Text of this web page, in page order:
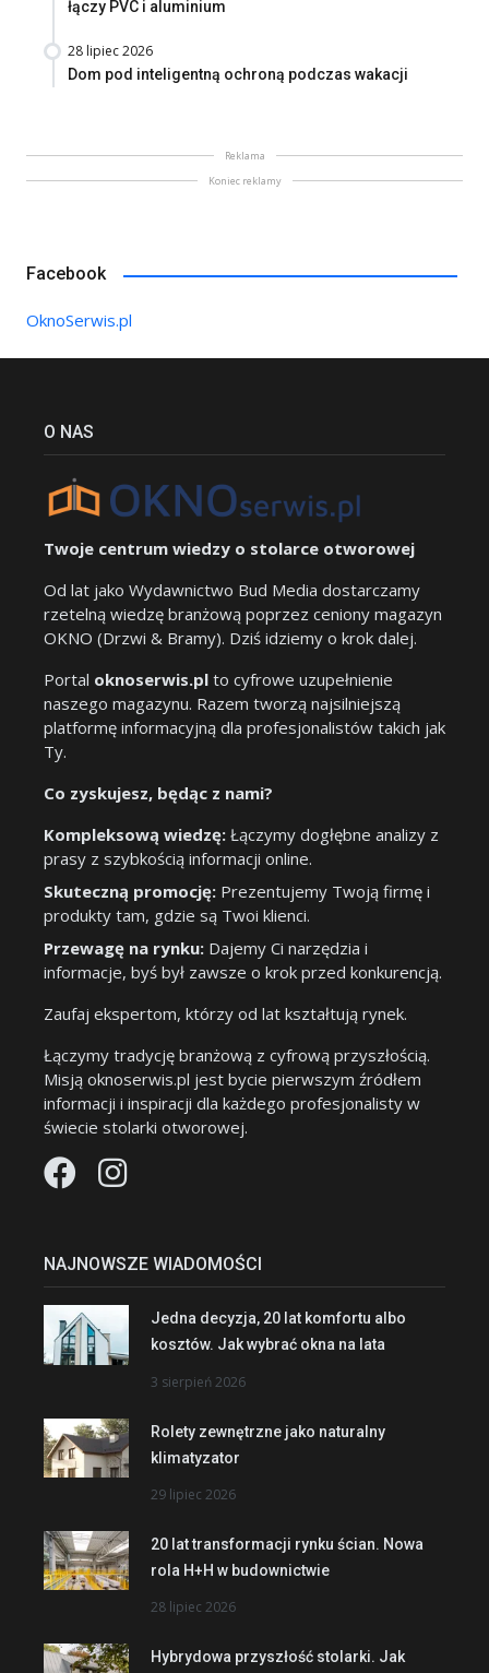
łączy PVC i aluminium
28 lipiec 2026
Dom pod inteligentną ochroną podczas wakacji
Reklama
Koniec reklamy
Facebook
OknoSerwis.pl
O NAS
Twoje centrum wiedzy o stolarce otworowej
Od lat jako Wydawnictwo Bud Media dostarczamy
rzetelną wiedzę branżową poprzez ceniony magazyn
OKNO (Drzwi & Bramy). Dziś idziemy o krok dalej.
Portal oknoserwis.pl to cyfrowe uzupełnienie
naszego magazynu. Razem tworzą najsilniejszą
platformę informacyjną dla profesjonalistów takich jak
Ty.
Co zyskujesz, będąc z nami?
Kompleksową wiedzę: Łączymy dogłębne analizy z
prasy z szybkością informacji online.
Skuteczną promocję: Prezentujemy Twoją firmę i
produkty tam, gdzie są Twoi klienci.
Przewagę na rynku: Dajemy Ci narzędzia i
informacje, byś był zawsze o krok przed konkurencją.
Zaufaj ekspertom, którzy od lat kształtują rynek.
Łączymy tradycję branżową z cyfrową przyszłością.
Misją oknoserwis.pl jest bycie pierwszym źródłem
informacji i inspiracji dla każdego profesjonalisty w
świecie stolarki otworowej.
NAJNOWSZE WIADOMOŚCI
Jedna decyzja, 20 lat komfortu albo
kosztów. Jak wybrać okna na lata
3 sierpień 2026
Rolety zewnętrzne jako naturalny
klimatyzator
29 lipiec 2026
20 lat transformacji rynku ścian. Nowa
rola H+H w budownictwie
28 lipiec 2026
Hybrydowa przyszłość stolarki. Jak